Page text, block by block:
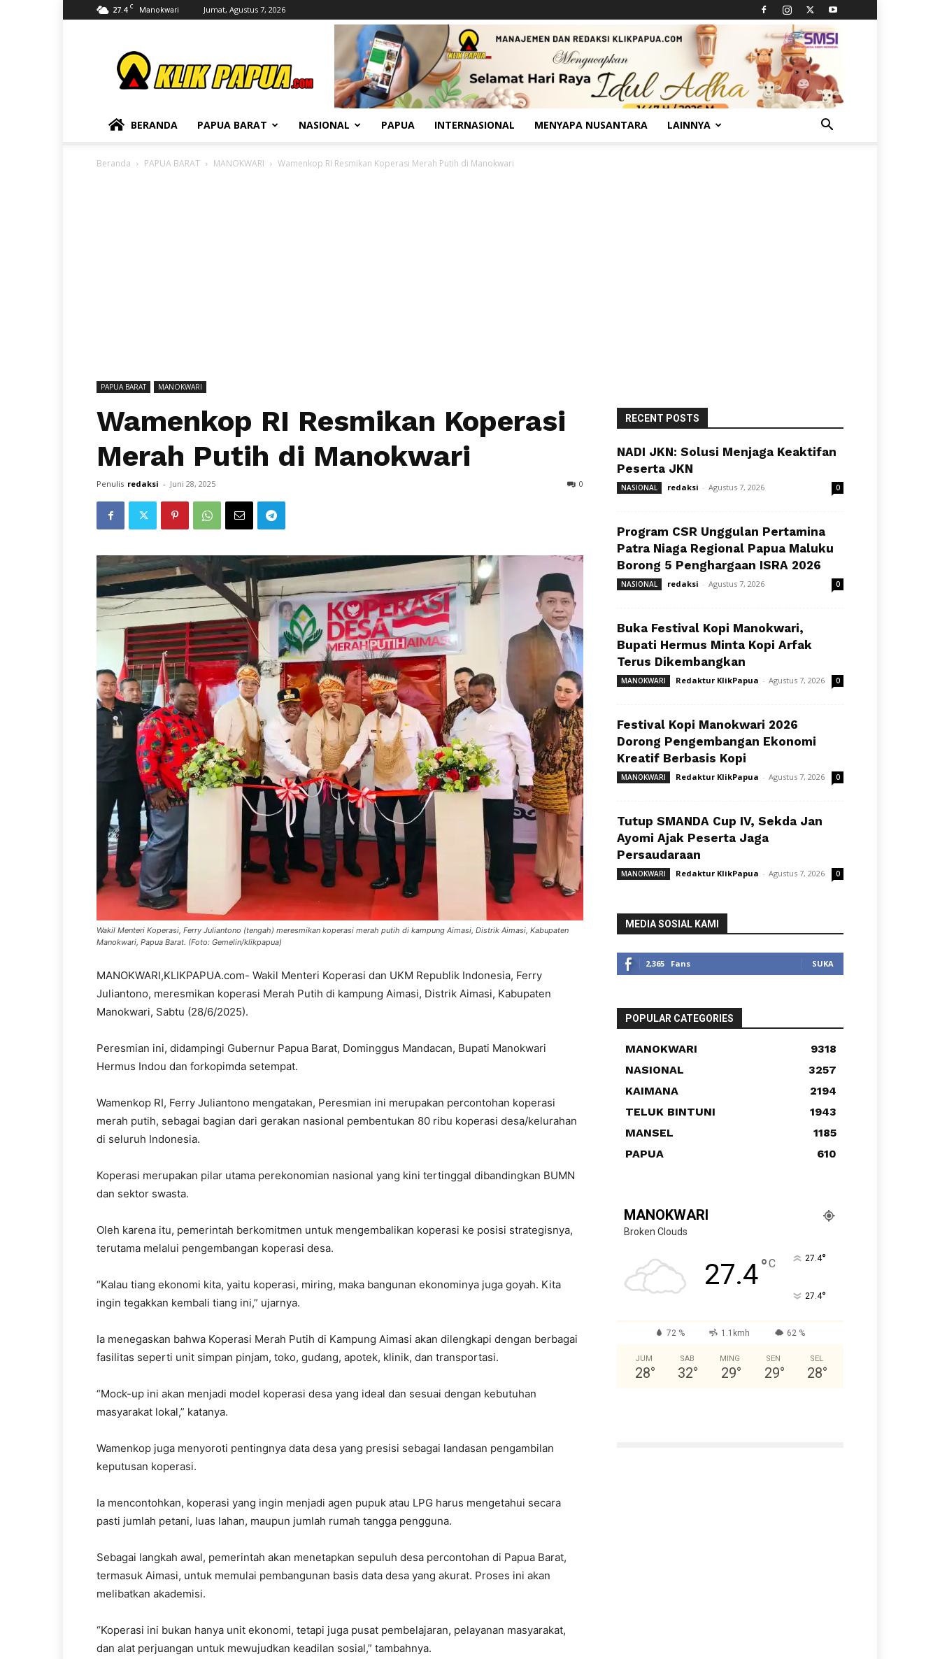
27.4 C Manokwari Jumat, Agustus 7, 2026
BERANDA PAPUA BARAT NASIONAL PAPUA INTERNASIONAL MENYAPA NUSANTARA LAINNYA
Beranda PAPUA BARAT MANOKWARI Wamenkop RI Resmikan Koperasi Merah Putih di Manokwari
PAPUA BARAT MANOKWARI
Wamenkop RI Resmikan Koperasi
Merah Putih di Manokwari
Penulis redaksi - Juni 28, 2025 0
Wakil Menteri Koperasi, Ferry Juliantono (tengah) meresmikan koperasi merah putih di kampung Aimasi, Distrik Aimasi, Kabupaten
Manokwari, Papua Barat. (Foto: Gemelin/klikpapua)
MANOKWARI,KLIKPAPUA.com- Wakil Menteri Koperasi dan UKM Republik Indonesia, Ferry
Juliantono, meresmikan koperasi Merah Putih di kampung Aimasi, Distrik Aimasi, Kabupaten
Manokwari, Sabtu (28/6/2025).
Peresmian ini, didampingi Gubernur Papua Barat, Dominggus Mandacan, Bupati Manokwari
Hermus Indou dan forkopimda setempat.
‎Wamenkop RI, Ferry Juliantono mengatakan, Peresmian ini merupakan percontohan koperasi
merah putih, sebagai bagian dari gerakan nasional pembentukan 80 ribu koperasi desa/kelurahan
di seluruh Indonesia.
Koperasi merupakan pilar utama perekonomian nasional yang kini tertinggal dibandingkan BUMN
dan sektor swasta.
Oleh karena itu, pemerintah berkomitmen untuk mengembalikan koperasi ke posisi strategisnya,
terutama melalui pengembangan koperasi desa.
‎“Kalau tiang ekonomi kita, yaitu koperasi, miring, maka bangunan ekonominya juga goyah. Kita
ingin tegakkan kembali tiang ini,” ujarnya.
‎Ia menegaskan bahwa Koperasi Merah Putih di Kampung Aimasi akan dilengkapi dengan berbagai
fasilitas seperti unit simpan pinjam, toko, gudang, apotek, klinik, dan transportasi.
‎“Mock-up ini akan menjadi model koperasi desa yang ideal dan sesuai dengan kebutuhan
masyarakat lokal,” katanya.
‎Wamenkop juga menyoroti pentingnya data desa yang presisi sebagai landasan pengambilan
keputusan koperasi.
Ia mencontohkan, koperasi yang ingin menjadi agen pupuk atau LPG harus mengetahui secara
pasti jumlah petani, luas lahan, maupun jumlah rumah tangga pengguna.
‎Sebagai langkah awal, pemerintah akan menetapkan sepuluh desa percontohan di Papua Barat,
termasuk Aimasi, untuk memulai pembangunan basis data desa yang akurat. Proses ini akan
melibatkan akademisi.
‎“Koperasi ini bukan hanya unit ekonomi, tetapi juga pusat pembelajaran, pelayanan masyarakat,
dan alat perjuangan untuk mewujudkan keadilan sosial,” tambahnya.
RECENT POSTS
NADI JKN: Solusi Menjaga Keaktifan
Peserta JKN
NASIONAL redaksi - Agustus 7, 2026 0
Program CSR Unggulan Pertamina
Patra Niaga Regional Papua Maluku
Borong 5 Penghargaan ISRA 2026
NASIONAL redaksi - Agustus 7, 2026 0
Buka Festival Kopi Manokwari,
Bupati Hermus Minta Kopi Arfak
Terus Dikembangkan
MANOKWARI Redaktur KlikPapua - Agustus 7, 2026 0
Festival Kopi Manokwari 2026
Dorong Pengembangan Ekonomi
Kreatif Berbasis Kopi
MANOKWARI Redaktur KlikPapua - Agustus 7, 2026 0
Tutup SMANDA Cup IV, Sekda Jan
Ayomi Ajak Peserta Jaga
Persaudaraan
MANOKWARI Redaktur KlikPapua - Agustus 7, 2026 0
MEDIA SOSIAL KAMI
2,365 Fans SUKA
POPULAR CATEGORIES
MANOKWARI
9318
NASIONAL
3257
KAIMANA
2194
TELUK BINTUNI
1943
MANSEL
1185
PAPUA
610
MANOKWARI
Broken Clouds
27.4°C 27.4°
27.4°
72 % 1.1kmh 62 %
JUM
28°
SAB
32°
MING
29°
SEN
29°
SEL
28°